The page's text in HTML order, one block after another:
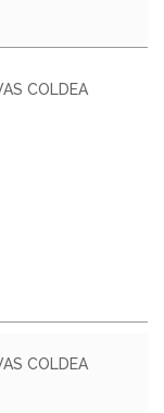
COLDEA
COLDEA